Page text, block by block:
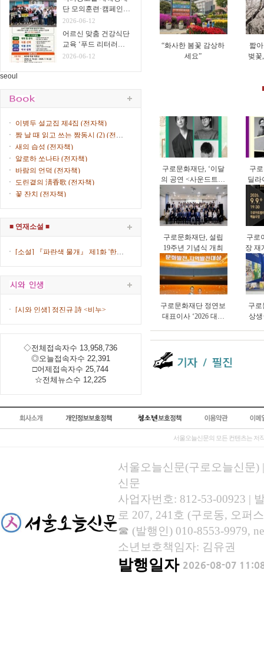
단 모의훈련·캠페인
실시
2026-06-12
어르신 맞춤 건강식단
교육 ‘푸드 리터러시
클래스’ 운영
2026-06-12
seoul
이병두 설교집 제4집 (전자책)
짬 날 때 읽고 쓰는 짬동시 (2) (전자
책)
새의 습성 (전자책)
알로하 쏘나타 (전자책)
바람의 언덕 (전자책)
도린곁의 淸香歌 (전자책)
꽃 잔치 (전자책)
■ 연재소설 ■
[소설] 『파란색 물개』 제1화 '한복
[시와 인생] 정진규 詩 <비누>
◇전체접속자수 13,958,736
◎오늘접속자수 22,391
□어제접속자수 25,744
☆전체뉴스수 12,225
“화사한 봄꽃 감상하
세요”
짧
벚
구로문화재단, ‘이달
의 공연 <사운드트립
>’ 9월 공연 개최
구
딜라
리
구로문화재단, 설립
19주년 기념식 개최
구로
장 재
한국
구로문화재단 정연보
대표이사 ‘2026 대한
구로
상
서울오늘신문의 모든 컨텐츠는 저
서울오늘신문(구로오늘신문)
신문
사업자번호: 812-53-00923 |
로 207, 241호 (구로동, 오퍼
☎ (발행인) 010-8553-9979,
소년보호책임자: 김유권
발행일자